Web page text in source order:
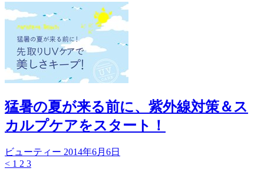
猛暑の夏が来る前に、紫外線対策＆ス
カルプケアをスタート！
ビューティー 2014年6月6日
< 1 2 3